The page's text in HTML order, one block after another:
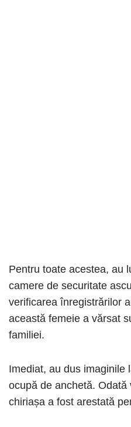
Pentru toate acestea, au
camere de securitate
verificarea înregistrărilor
această femeie a vărsat
familiei.
Imediat, au dus imaginile
ocupă de anchetă. Odată
chiriașa a fost arestată